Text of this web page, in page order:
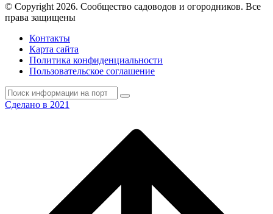
© Copyright 2026. Cообщество садоводов и огородников. Все
права защищены
Контакты
Карта сайта
Политика конфиденциальности
Пользовательское соглашение
Сделано в 2021